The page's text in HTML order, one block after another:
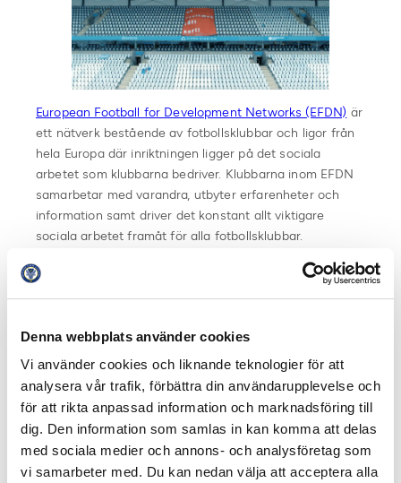
Denna webbplats använder cookies
Vi använder cookies och liknande teknologier för att
analysera vår trafik, förbättra din användarupplevelse och
för att rikta anpassad information och marknadsföring till
dig. Den information som samlas in kan komma att delas
med sociala medier och annons- och analysföretag som
vi samarbeter med. Du kan nedan välja att acceptera alla
European Football for Development Networks (EFDN) är
ett nätverk bestående av fotbollsklubbar och ligor från
hela Europa där inriktningen ligger på det sociala
arbetet som klubbarna bedriver. Klubbarna inom EFDN
samarbetar med varandra, utbyter erfarenheter och
information samt driver det konstant allt viktigare
sociala arbetet framåt för alla fotbollsklubbar.
Samtliga nominerade kommer hålla ett 15 minuter långt
föredrag, för att presentera sina samhällsinsatser, under
vinnaren kommer där efter att utses av EFDN:s
medlemmar.
FOTO: Malmö FF
Dela på Facebook Dela på Twitter